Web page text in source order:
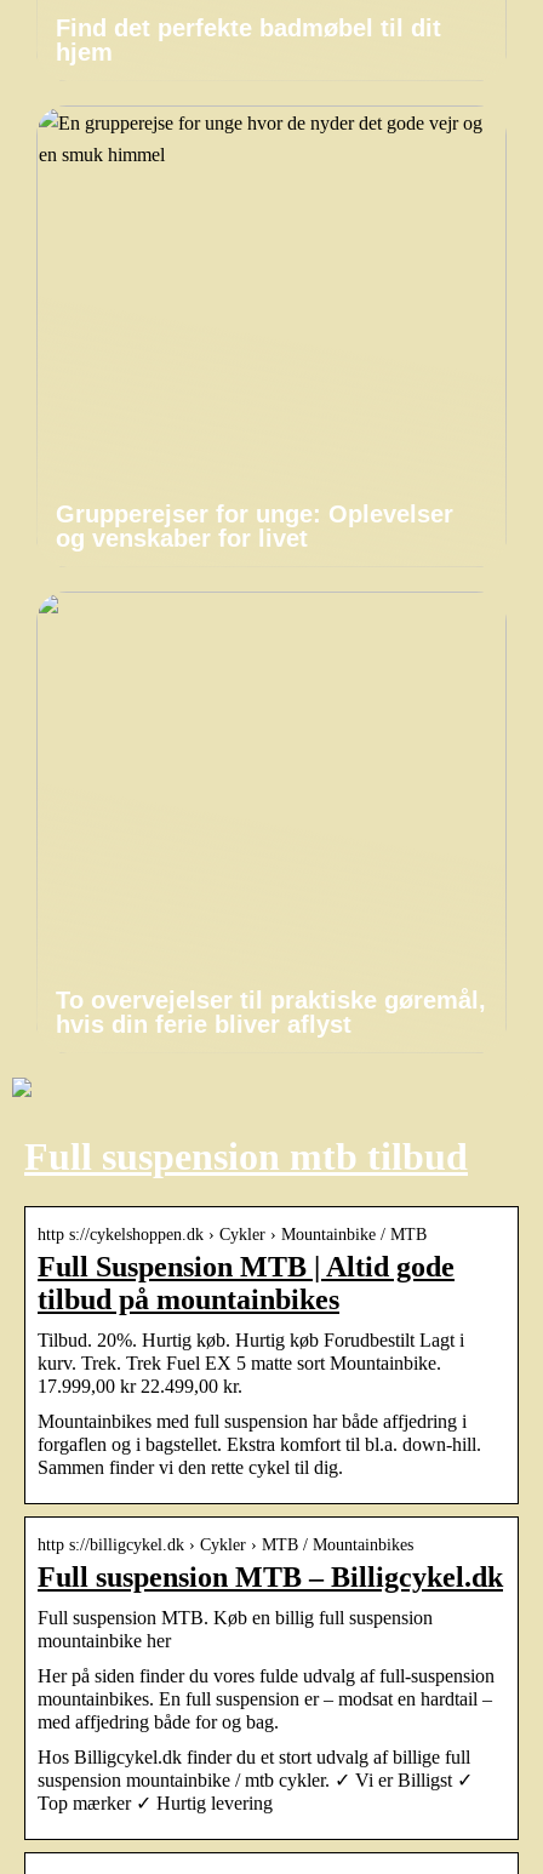
Find det perfekte badmøbel til dit
hjem
Grupperejser for unge: Oplevelser
og venskaber for livet
To overvejelser til praktiske gøremål,
hvis din ferie bliver aflyst
Full suspension mtb tilbud
http s://cykelshoppen.dk › Cykler › Mountainbike / MTB
Full Suspension MTB | Altid gode
tilbud på mountainbikes
Tilbud. 20%. Hurtig køb. Hurtig køb Forudbestilt Lagt i
kurv. Trek. Trek Fuel EX 5 matte sort Mountainbike.
17.999,00 kr 22.499,00 kr.
Mountainbikes med full suspension har både affjedring i
forgaflen og i bagstellet. Ekstra komfort til bl.a. down-hill.
Sammen finder vi den rette cykel til dig.
http s://billigcykel.dk › Cykler › MTB / Mountainbikes
Full suspension MTB – Billigcykel.dk
Full suspension MTB. Køb en billig full suspension
mountainbike her
Her på siden finder du vores fulde udvalg af full-suspension
mountainbikes. En full suspension er – modsat en hardtail –
med affjedring både for og bag.
Hos Billigcykel.dk finder du et stort udvalg af billige full
suspension mountainbike / mtb cykler. ✓ Vi er Billigst ✓
Top mærker ✓ Hurtig levering